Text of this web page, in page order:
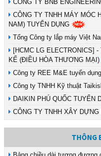
CÔNG TY BNB
CÔNG TY TNHH MÁY MÓC
NAM) TUYỂN DỤNG
Tổng Công ty lắp máy Việt
[HCMC LG ELECTRONICS]
KẾ (ĐIỀU HÒA THƯƠNG MẠI)
Công ty REE M&E tuyển dụng
Công ty TNHH Kỹ thuật
DAIKIN PHÚ QUỐC TUYỂN
CÔNG TY TNHH XÂY
THÔNG